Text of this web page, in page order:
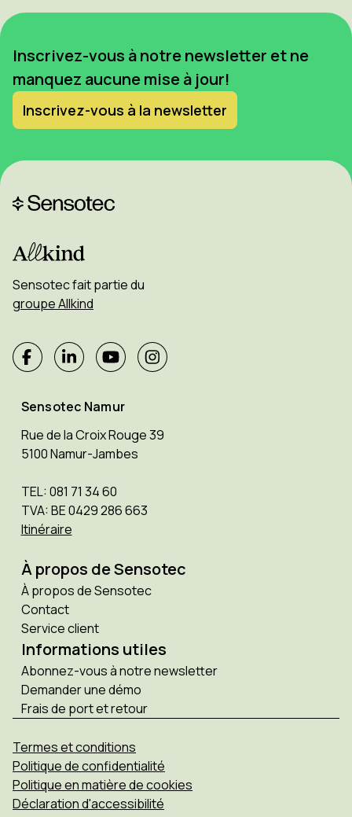
Inscrivez-vous à notre newsletter et ne
manquez aucune mise à jour!
Inscrivez-vous à la newsletter
Sensotec fait partie du
groupe Allkind
Sensotec Namur
Rue de la Croix Rouge 39
5100 Namur-Jambes
TEL: 081 71 34 60
TVA: BE 0429 286 663
Itinéraire
À propos de Sensotec
À propos de Sensotec
Contact
Service client
Informations utiles
Abonnez-vous à notre newsletter
Demander une démo
Frais de port et retour
Termes et conditions
Politique de confidentialité
Politique en matière de cookies
Déclaration d'accessibilité